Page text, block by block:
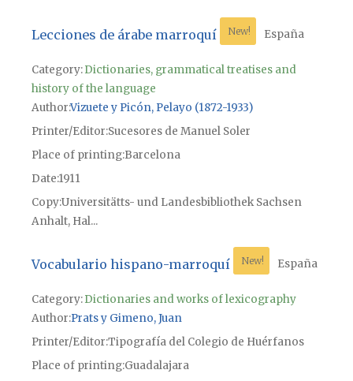
Lecciones de árabe marroquí New! España
Category:Dictionaries, grammatical treatises and
history of the language
AuthorVizuete y Picón, Pelayo (1872-1933)
Printer/Editor Sucesores de Manuel Soler
Place of printingBarcelona
Date1911
CopyUniversitätts- und Landesbibliothek Sachsen
Anhalt, Hal...
Vocabulario hispano-marroquí New! España
Category:Dictionaries and works of lexicography
Author Prats y Gimeno, Juan
Printer/Editor Tipografía del Colegio de Huérfanos
Place of printingGuadalajara